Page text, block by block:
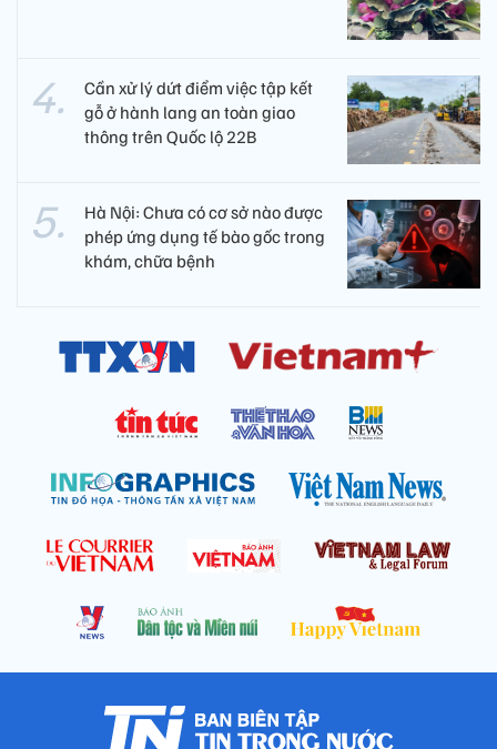
Cần xử lý dứt điểm việc tập kết
gỗ ở hành lang an toàn giao
thông trên Quốc lộ 22B
Hà Nội: Chưa có cơ sở nào được
phép ứng dụng tế bào gốc trong
khám, chữa bệnh